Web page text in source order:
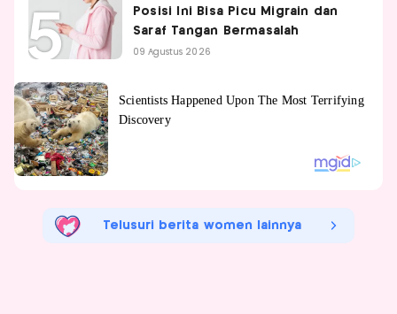
Posisi Ini Bisa Picu Migrain dan
Saraf Tangan Bermasalah
09 Agustus 2026
Telusuri berita women lainnya